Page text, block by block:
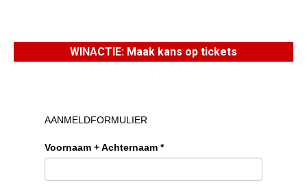
WINACTIE: Maak kans op tickets